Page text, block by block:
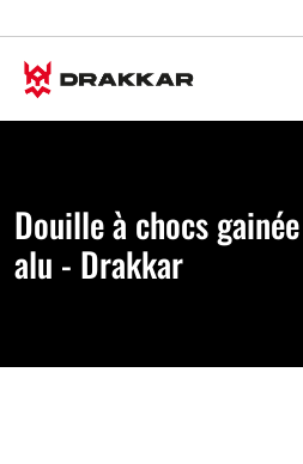
Douille à chocs
alu - Drakkar